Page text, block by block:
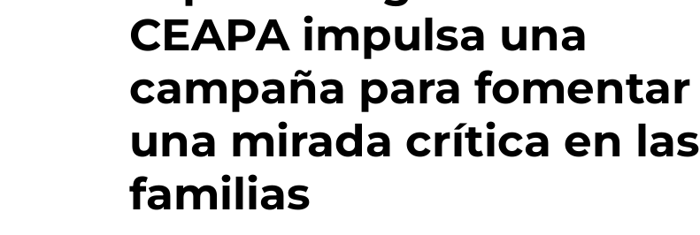
CEAPA impulsa una
campaña para fomentar
una mirada crítica en las
familias